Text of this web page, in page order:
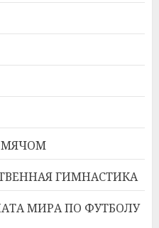
МЯЧОМ
ГИМНАСТИКА
МИРА ПО ФУТБОЛУ